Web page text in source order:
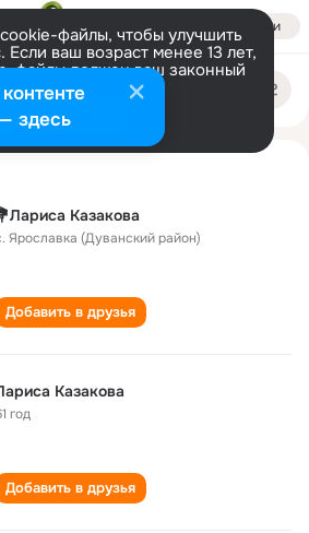
Войти
файлы, чтобы улучшить
Если ваш возраст менее 13 лет,
файлы должен ваш законный
Больше информации
Настроить
Казакова
Ярославка (Дуванский район)
Добавить в друзья
Казакова
год
Добавить в друзья
здесь